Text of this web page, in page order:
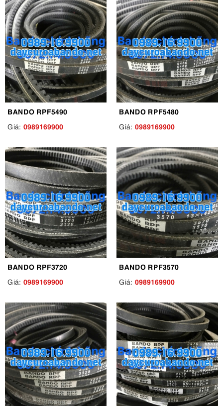
BANDO RPF5490
Giá: 0989169900
BANDO RPF5480
Giá: 0989169900
BANDO RPF3720
Giá: 0989169900
BANDO RPF3570
Giá: 0989169900